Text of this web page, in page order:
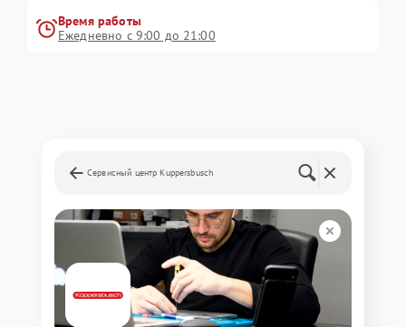
Время работы
Ежедневно с 9:00 до 21:00
Сервисный центр Kuppersbusch